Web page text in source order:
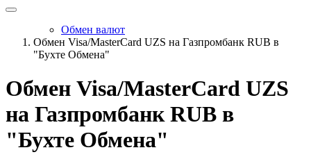
Обмен валют
Обмен Visa/MasterCard UZS на Газпромбанк RUB в
"Бухте Обмена"
Обмен Visa/MasterCard UZS
на Газпромбанк RUB в
"Бухте Обмена"